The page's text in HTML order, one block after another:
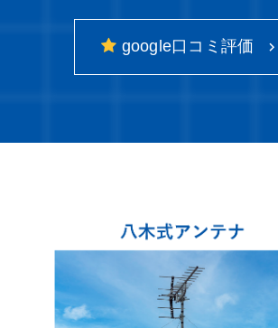
google口コミ評価